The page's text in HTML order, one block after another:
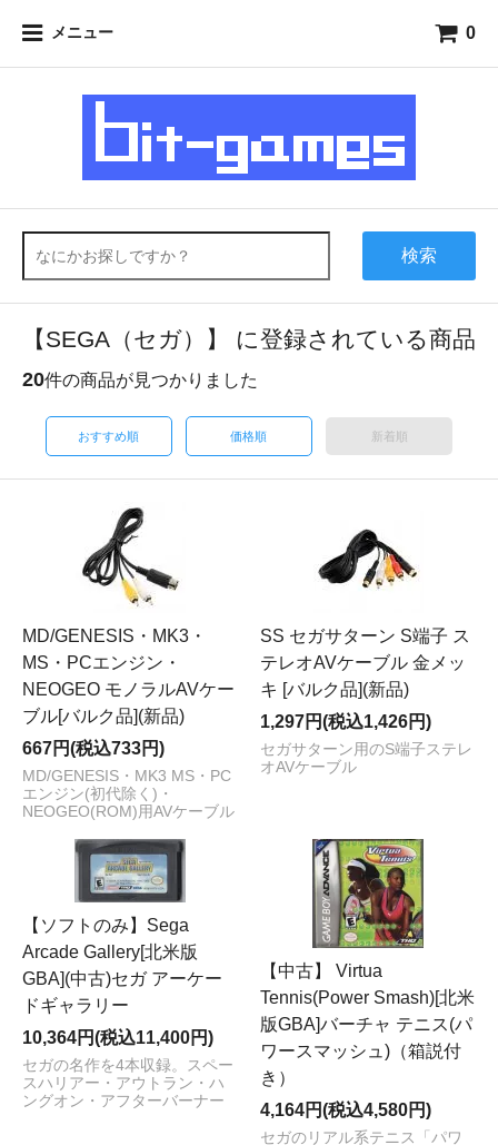
メニュー 0
検索
【SEGA（セガ）】 に登録されている商品
20件の商品が見つかりました
おすすめ順 価格順 新着順
MD/GENESIS・MK3・
MS・PCエンジン・
NEOGEO モノラルAVケー
ブル[バルク品](新品)
667円(税込733円)
MD/GENESIS・MK3 MS・PC
エンジン(初代除く)・
NEOGEO(ROM)用AVケーブル
SS セガサターン S端子 ス
テレオAVケーブル 金メッ
キ [バルク品](新品)
1,297円(税込1,426円)
セガサターン用のS端子ステレ
オAVケーブル
【ソフトのみ】Sega
Arcade Gallery[北米版
GBA](中古)セガ アーケー
ドギャラリー
10,364円(税込11,400円)
セガの名作を4本収録。スペー
スハリアー・アウトラン・ハ
ングオン・アフターバーナー
【中古】 Virtua
Tennis(Power Smash)[北米
版GBA]バーチャ テニス(パ
ワースマッシュ)（箱説付
き）
4,164円(税込4,580円)
セガのリアル系テニス「パワ